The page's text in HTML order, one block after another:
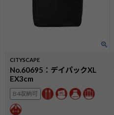
CITYSCAPE
No.60695：デイパックXL
EX3cm
B4収納可